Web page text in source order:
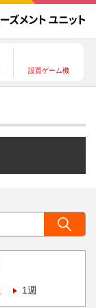
設置ゲーム機
1週